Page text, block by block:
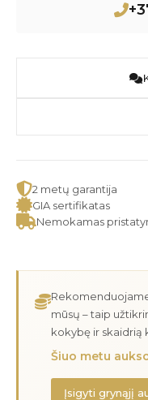
2 metų garantija
GIA sertifikatas
Nemokamas
mūsų – taip
kokybę ir skaidrią
Šiuo metu
Įsigyti grynąjį